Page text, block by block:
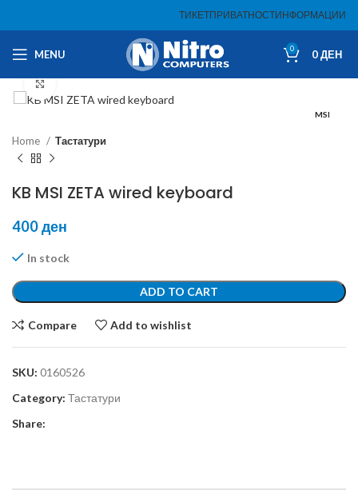
ТИКЕТПРИВАТНОСТИНФОРМАЦИИ
MENU 0 0ДЕН
MSI
Home Тастатури
KB MSI ZETA wired keyboard
400ден
In stock
ADD TO CART
Compare Add to wishlist
SKU: 0160526
Category: Тастатури
Share: